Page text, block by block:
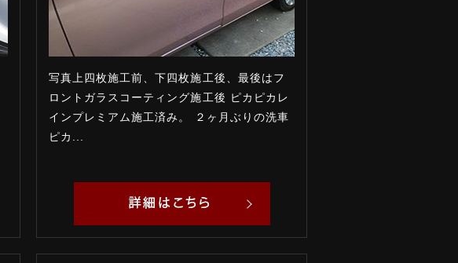
写真上四枚施工前、下四枚施工後、最後はフ
ロントガラスコーティング施工後 ピカピカレ
インプレミアム施工済み。 ２ヶ月ぶりの洗車
ピカ...